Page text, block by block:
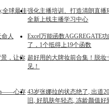
全球最佳强化主播培训、打造清朗直播
全新上线主播学习中心
人
Excel万能函数AGGREGATE
了，1个抵得上19个函数
，让你 超好用的大牌妆前合集！脱妆
见！
心存 43岁张娜拉的状态绝了, 出道
旧, 好肌肤年轻态, 冻龄颜值好